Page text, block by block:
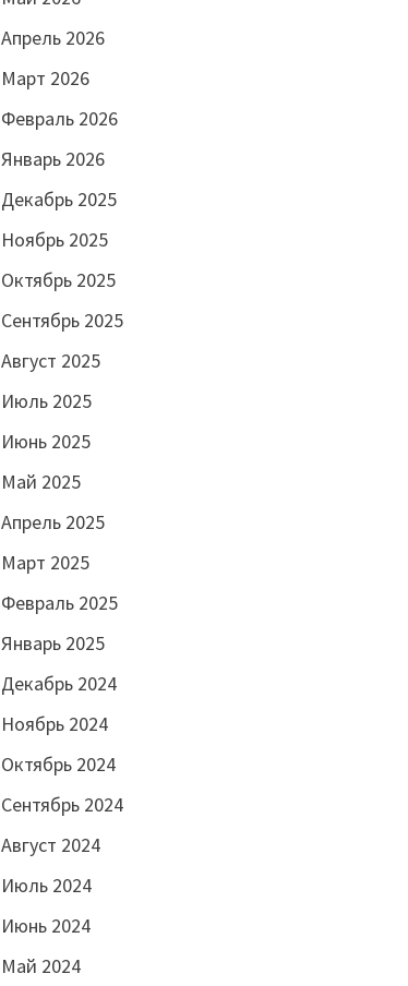
Апрель 2026
Март 2026
Февраль 2026
Январь 2026
Декабрь 2025
Ноябрь 2025
Октябрь 2025
Сентябрь 2025
Август 2025
Июль 2025
Июнь 2025
Май 2025
Апрель 2025
Март 2025
Февраль 2025
Январь 2025
Декабрь 2024
Ноябрь 2024
Октябрь 2024
Сентябрь 2024
Август 2024
Июль 2024
Июнь 2024
Май 2024